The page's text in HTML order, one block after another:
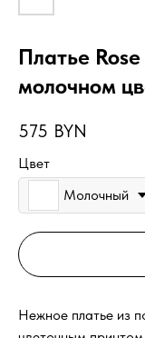
Платье
молочном
575 BYN
Цвет
Молочный
Нежное платье из